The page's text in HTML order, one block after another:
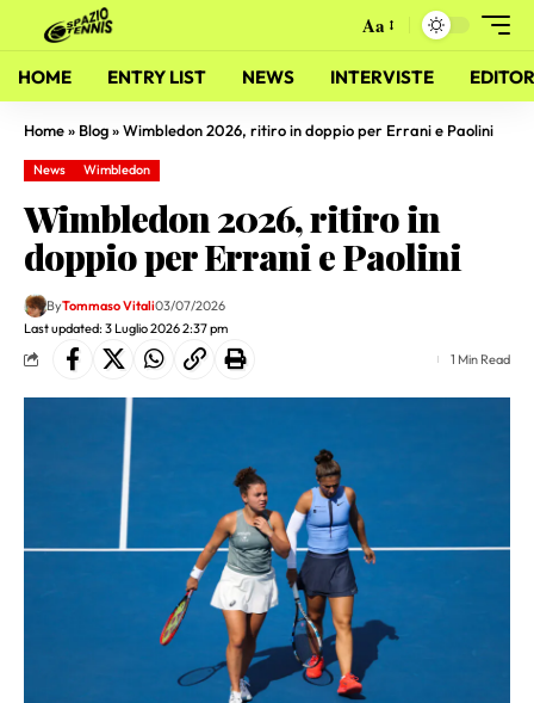
Aa
HOME ENTRY LIST NEWS INTERVISTE
Home» Blog»Wimbledon 2026, ritiro in doppio per Errani e Paolini
News Wimbledon
Wimbledon 2026, ritiro in
doppio per Errani e Paolini
Last updated: 3 Luglio 2026 2:37 pm
ByTommaso Vitali03/07/2026
1 Min Read